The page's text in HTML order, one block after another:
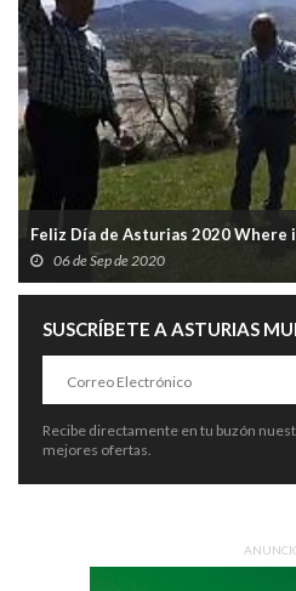
Feliz Día de Asturias 2020 Where
06 de Sep de 2020
SUSCRÍBETE A ASTURIAS
Recibe directamente en tu buzón
mejores ofertas.